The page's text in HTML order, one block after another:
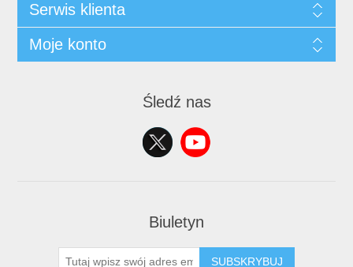
Serwis klienta
Moje konto
Śledź nas
Biuletyn
SUBSKRYBUJ